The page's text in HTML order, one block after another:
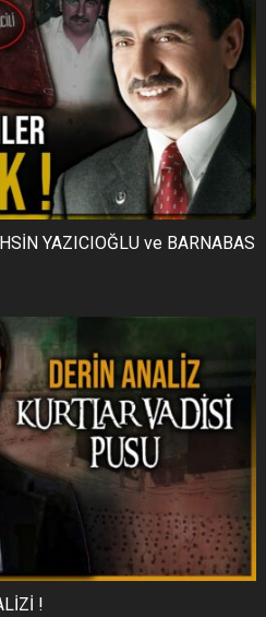
YAZICIOĞLU ve BARNABAS
!